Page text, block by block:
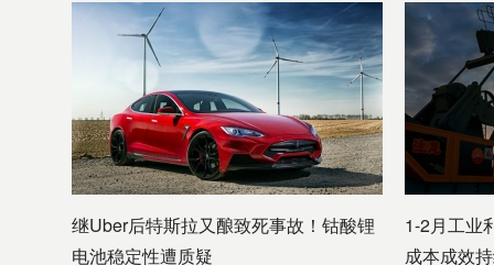
继Uber后特斯拉又酿致死事故！钴酸锂
电池稳定性遭质疑
1-2月工业
成本成效